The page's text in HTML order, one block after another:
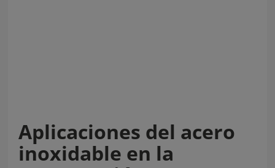
Aplicaciones del acero
inoxidable en la